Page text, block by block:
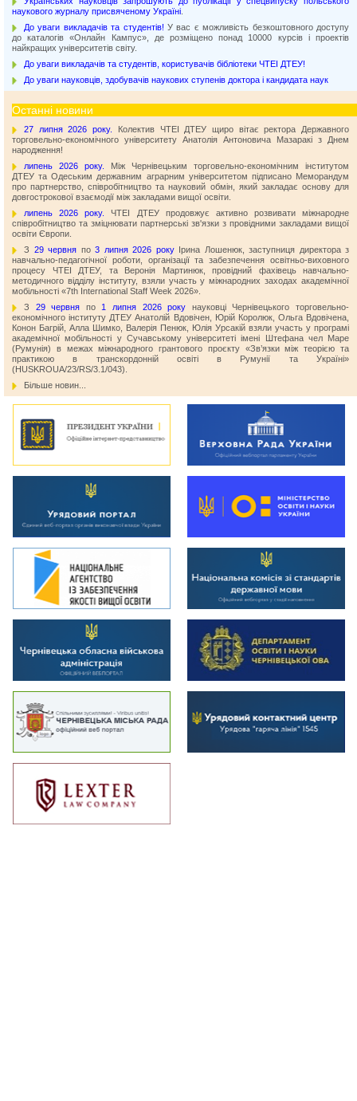
наукового журналу присвяченому Україні
До уваги викладачів та студентів! У вас є можливість безкоштовного доступу
до каталогів «Онлайн Кампус», де розміщено понад 10000 курсів і проектів
найкращих університетів світу.
До уваги викладачів та студентів, користувачів бібліотеки ЧТЕІ ДТЕУ!
До уваги науковців, здобувачів наукових ступенів доктора і кандидата наук
Останні новини
27 липня 2026 року.
Колектив ЧТЕІ ДТЕУ щиро вітає ректора Державного
торговельно-економічного університету Анатолія Антоновича Мазаракі з Днем
народження!
липень 2026 року.
Між Чернівецьким торговельно-економічним інститутом
ДТЕУ та Одеським державним аграрним університетом підписано Меморандум
про партнерство, співробітництво та науковий обмін, який закладає основу для
довгострокової взаємодії між закладами вищої освіти.
липень 2026 року.
ЧТЕІ ДТЕУ продовжує активно розвивати міжнародне
співробітництво та зміцнювати партнерські зв'язки з провідними закладами вищої
освіти Європи.
З 29 червня по 3 липня 2026 рокуІрина Лошенюк, заступниця директора з
навчально-педагогічної роботи, організації та забезпечення освітньо-виховного
процесу ЧТЕІ ДТЕУ, та Веронія Мартинюк, провідний фахівець навчально-
методичного відділу інституту, взяли участь у міжнародних заходах академічної
мобільності «7th International Staff Week 2026».
З 29 червня по 1 липня 2026 року науковці Чернівецького торговельно-
економічного інституту ДТЕУ Анатолій Вдовічен, Юрій Королюк, Ольга Вдовічена,
Конон Багрій, Алла Шимко, Валерія Пенюк, Юлія Урсакій взяли участь у програмі
академічної мобільності у Сучавському університеті імені Штефана чел Маре
(Румунія) в межах міжнародного грантового проєкту «Зв’язки між теорією та
практикою в транскордонній освіті в Румунії та Україні»
(HUSKROUA/23/RS/3.1/043).
Більше новин...